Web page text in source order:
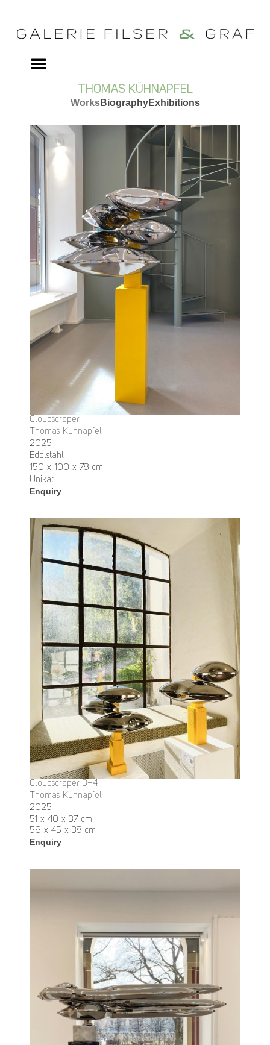
THOMAS KÜHNAPFEL
WorksBiographyExhibitions
Cloudscraper
Thomas Kühnapfel
2025
Edelstahl
150 x 100 x 78 cm
Unikat
Enquiry
Cloudscraper 3+4
Thomas Kühnapfel
2025
51 x 40 x 37 cm
56 x 45 x 38 cm
Enquiry